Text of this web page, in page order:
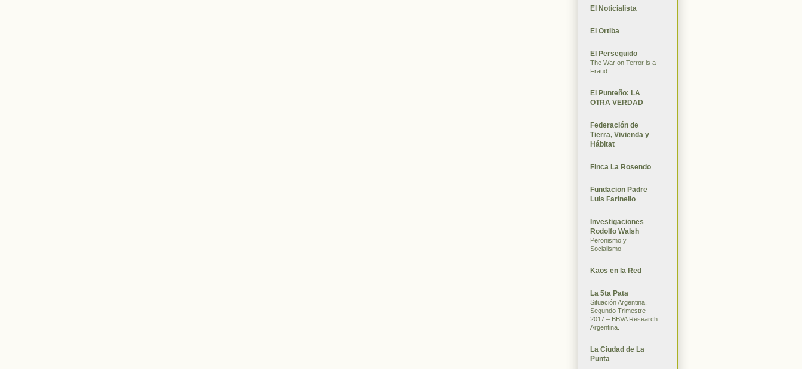
El Noticialista
El Ortiba
El Perseguido
The War on Terror is a
Fraud
El Punteño: LA
OTRA VERDAD
Federación de
Tierra, Vivienda y
Hábitat
Finca La Rosendo
Fundacion Padre
Luis Farinello
Investigaciones
Rodolfo Walsh
Peronismo y
Socialismo
Kaos en la Red
La 5ta Pata
Situación Argentina.
Segundo Trimestre
2017 – BBVA Research
Argentina.
La Ciudad de La
Punta